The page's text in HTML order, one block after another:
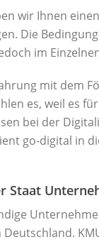
wir Ihnen
Die
im
mit dem
es, weil es
bei der
go-digital in
Staat
Deutschland.